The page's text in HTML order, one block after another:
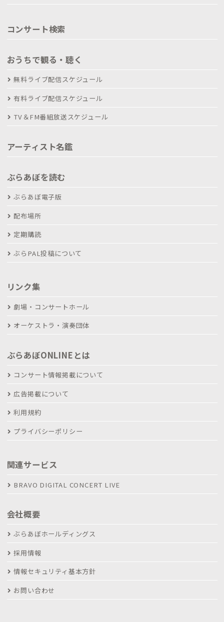
コンサート検索
おうちで観る・聴く
無料ライブ配信スケジュール
有料ライブ配信スケジュール
TV＆FM番組放送スケジュール
アーティスト名鑑
ぶらあぼを読む
ぶらあぼ電子版
配布場所
定期購読
ぶらPAL投稿について
リンク集
劇場・コンサートホール
オーケストラ・演奏団体
ぶらあぼONLINEとは
コンサート情報掲載について
広告掲載について
利用規約
プライバシーポリシー
関連サービス
BRAVO DIGITAL CONCERT LIVE
会社概要
ぶらあぼホールディングス
採用情報
情報セキュリティ基本方針
お問い合わせ